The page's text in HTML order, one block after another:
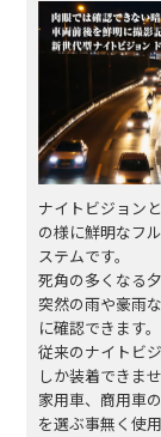
ナイトビジョン
の様に鮮明なフ
ステムです。
死角の多くなる
突然の雨や豪雨
に確認できます。
従来のナイトビ
しか装着できま
家用車、商用車
を選ぶ事無く使